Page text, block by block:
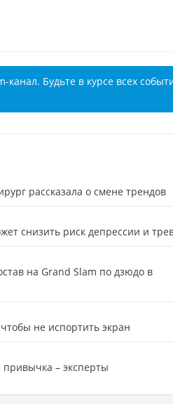
Будьте в курсе всех
рассказала о смене трендов
снизить риск депрессии и
на Grand Slam по дзюдо в
не испортить экран
– эксперты